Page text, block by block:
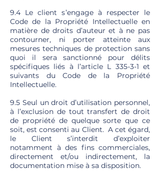
9.4 Le client s’engage à respecter le
Code de la Propriété Intellectuelle en
matière de droits d’auteur et à ne pas
contourner, ni porter atteinte aux
mesures techniques de protection sans
quoi il sera sanctionné pour délits
spécifiques liés à l’article L 335-3-1 et
suivants du Code de la Propriété
Intellectuelle.
9.5 Seul un droit d’utilisation personnel,
à l’exclusion de tout transfert de droit
de propriété de quelque sorte que ce
soit, est consenti au Client. A cet égard,
le Client s’interdit d’exploiter
notamment à des fins commerciales,
directement et/ou indirectement, la
documentation mise à sa disposition.